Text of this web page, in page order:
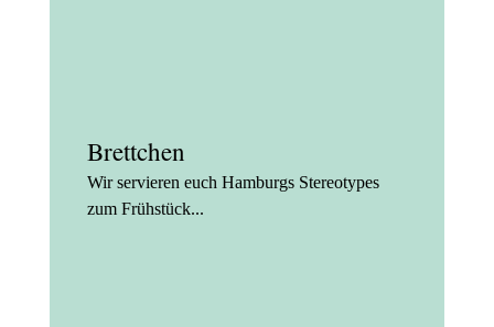
Brettchen
Wir servieren euch Hamburgs Stereotypes
zum Frühstück...